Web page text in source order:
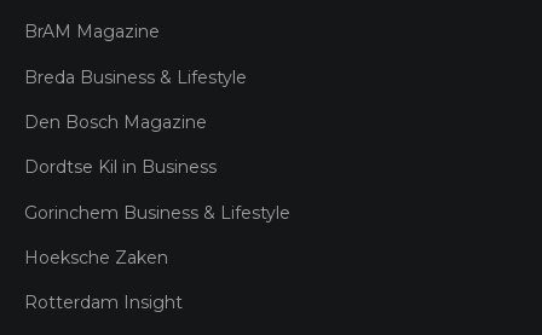
BrAM Magazine
Breda Business & Lifestyle
Den Bosch Magazine
Dordtse Kil in Business
Gorinchem Business & Lifestyle
Hoeksche Zaken
Rotterdam Insight